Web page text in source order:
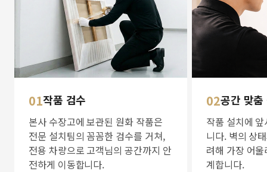
01작품 검수
본사 수장고에 보관된 원화 작품은
전문 설치팀의 꼼꼼한 검수를 거쳐,
전용 차량으로 고객님의 공간까지 안
전하게 이동합니다.
02공간 맞
작품 설치에
니다. 벽의 상
려해 가장 어
계합니다.